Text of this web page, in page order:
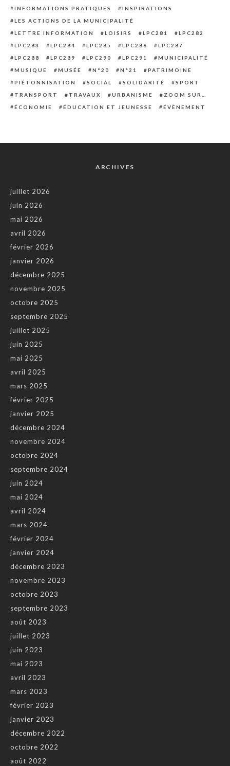
INFORMATIONS PRATIQUES
INSPIRATIONS
LES ACTIONS DE LA MUNICIPALITÉ
LETTRE INFORMATION
LOISIRS LPC281
LPC282
LPC283
LPC284 LPC285 LPC286
LPC287
LPC288
LPC289 LPC290 LPC291
MUNICIPALITÉ
MUSIQUE
MUSÉE N°20 N°21
PATRIMOINE
PIÉTONNISATION
SOCIAL SOLIDARITÉ
SPORT
TRANSPORT
TRAVAUX URBANISME
ZOOM SUR…
ÉCONOMIE
ÉDUCATION ET JEUNESSE ÉVÈNEMENT
ARCHIVES
juillet 2026
juin 2026
mai 2026
avril 2026
février 2026
janvier 2026
décembre 2025
novembre 2025
octobre 2025
septembre 2025
juillet 2025
juin 2025
mai 2025
avril 2025
mars 2025
février 2025
janvier 2025
décembre 2024
novembre 2024
octobre 2024
septembre 2024
juin 2024
mai 2024
avril 2024
mars 2024
février 2024
janvier 2024
décembre 2023
novembre 2023
octobre 2023
septembre 2023
août 2023
juillet 2023
juin 2023
mai 2023
avril 2023
mars 2023
février 2023
janvier 2023
décembre 2022
octobre 2022
août 2022